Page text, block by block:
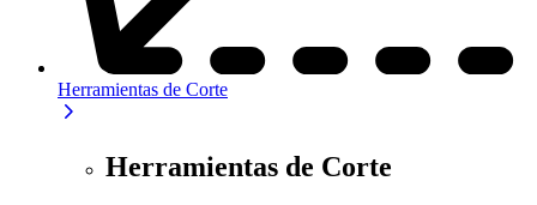
Herramientas de Corte
Herramientas de Corte